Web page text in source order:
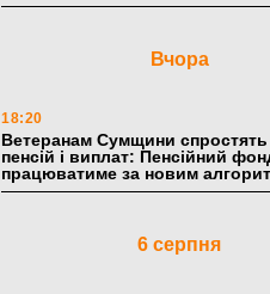
Вчора
18:20
Ветеранам Сумщини спростять
пенсій і виплат: Пенсійний
працюватиме за новим
6 серпня